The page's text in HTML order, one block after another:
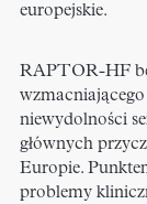
europejskie.
RAPTOR-HF
niewydolności
głównych
Europie.
problemy